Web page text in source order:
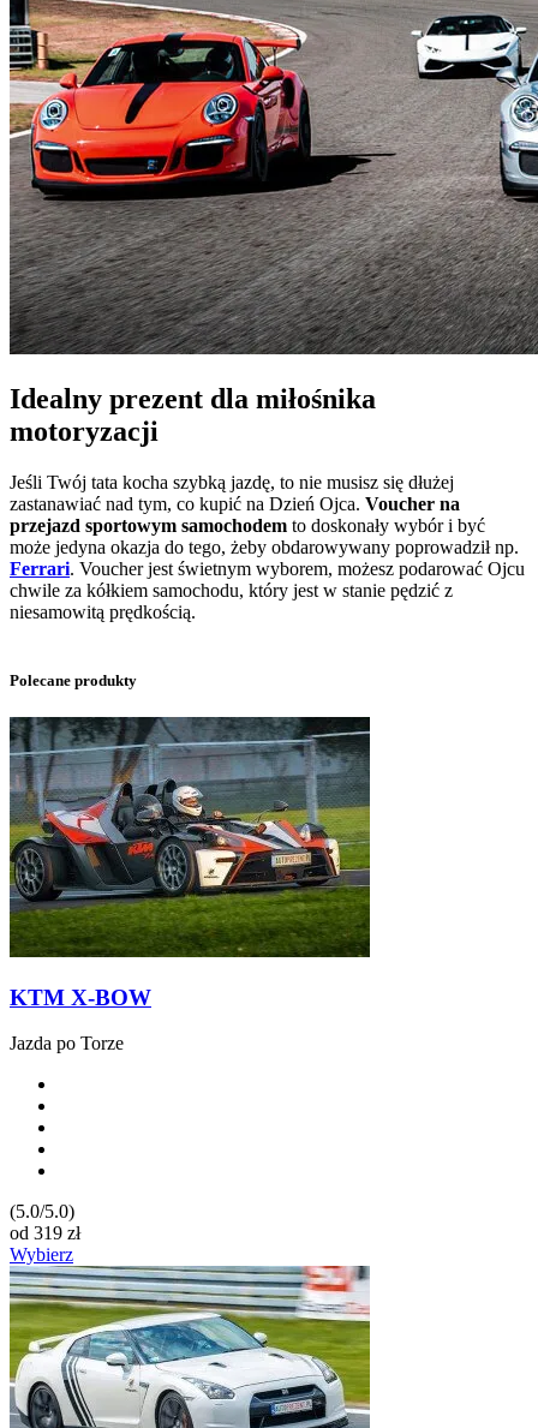
Idealny prezent dla miłośnika
motoryzacji
Jeśli Twój tata kocha szybką jazdę, to nie musisz się dłużej
zastanawiać nad tym, co kupić na Dzień Ojca. Voucher na
przejazd sportowym samochodem to doskonały wybór i być
może jedyna okazja do tego, żeby obdarowywany poprowadził np.
Ferrari. Voucher jest świetnym wyborem, możesz podarować Ojcu
chwile za kółkiem samochodu, który jest w stanie pędzić z
niesamowitą prędkością.
Polecane produkty
KTM X-BOW
Jazda po Torze
(5.0/5.0)
od 319 zł
Wybierz